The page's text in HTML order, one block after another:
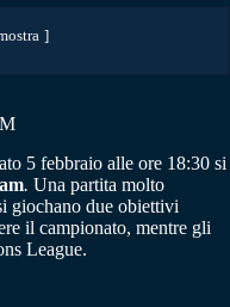
5 febbraio alle ore 18:30 si
. Una partita molto
giochano due obiettivi
il campionato, mentre gli
League.